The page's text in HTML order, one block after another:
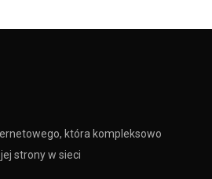
która kompleksowo
strony w sieci